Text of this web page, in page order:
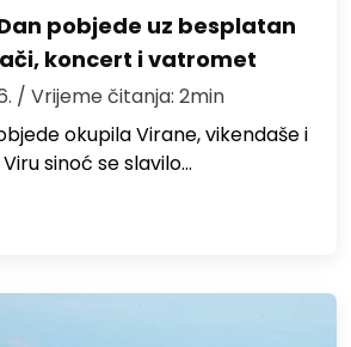
pobjede uz besplatan
koncert i vatromet
/ Vrijeme čitanja: 2min
okupila Virane, vikendaše i
sinoć se slavilo…